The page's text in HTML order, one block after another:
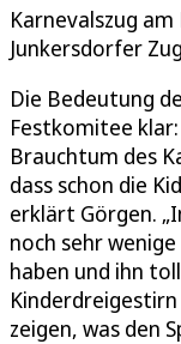
Karnevalszug
Junkersdorfer
Die Bedeutung
Festkomitee
Brauchtum des
dass schon die
erklärt Görgen.
noch sehr
haben und ihn
zeigen, was den